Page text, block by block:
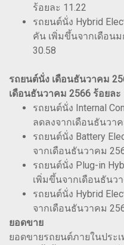
ร้อยละ 11.22
รถยนต์นั่ง Hybrid
คัน เพิ่มขึ้นจากเดือน
30.58
รถยนต์นั่ง เดือนธันวาคม
เดือนธันวาคม 2566 ร้อยละ
รถยนต์นั่ง Internal
ลดลงจากเดือนธันวา
รถยนต์นั่ง Battery
จากเดือนธันวาคม
รถยนต์นั่ง Plug-in
เพิ่มขึ้นจากเดือนธันว
รถยนต์นั่ง Hybrid
จากเดือนธันวาคม
ยอดขาย
ยอดขายรถยนต์ภายในประ